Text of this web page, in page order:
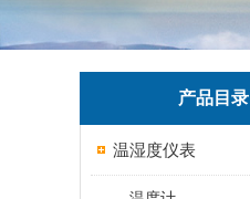
产品目录
温湿度仪表